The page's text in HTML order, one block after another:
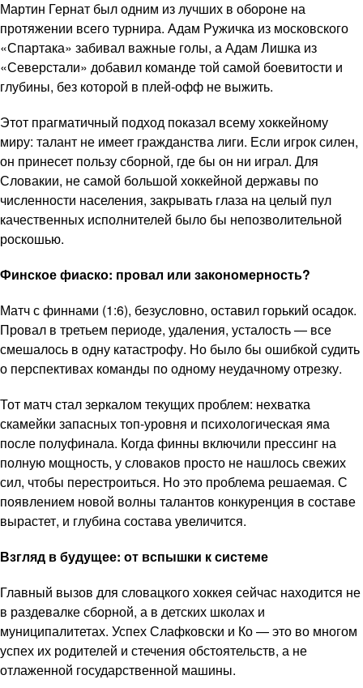
Мартин Гернат был одним из лучших в обороне на
протяжении всего турнира. Адам Ружичка из московского
«Спартака» забивал важные голы, а Адам Лишка из
«Северстали» добавил команде той самой боевитости и
глубины, без которой в плей-офф не выжить.
Этот прагматичный подход показал всему хоккейному
миру: талант не имеет гражданства лиги. Если игрок силен,
он принесет пользу сборной, где бы он ни играл. Для
Словакии, не самой большой хоккейной державы по
численности населения, закрывать глаза на целый пул
качественных исполнителей было бы непозволительной
роскошью.
Финское фиаско: провал или закономерность?
Матч с финнами (1:6), безусловно, оставил горький осадок.
Провал в третьем периоде, удаления, усталость — все
смешалось в одну катастрофу. Но было бы ошибкой судить
о перспективах команды по одному неудачному отрезку.
Тот матч стал зеркалом текущих проблем: нехватка
скамейки запасных топ-уровня и психологическая яма
после полуфинала. Когда финны включили прессинг на
полную мощность, у словаков просто не нашлось свежих
сил, чтобы перестроиться. Но это проблема решаемая. С
появлением новой волны талантов конкуренция в составе
вырастет, и глубина состава увеличится.
Взгляд в будущее: от вспышки к системе
Главный вызов для словацкого хоккея сейчас находится не
в раздевалке сборной, а в детских школах и
муниципалитетах. Успех Слафковски и Ко — это во многом
успех их родителей и стечения обстоятельств, а не
отлаженной государственной машины.